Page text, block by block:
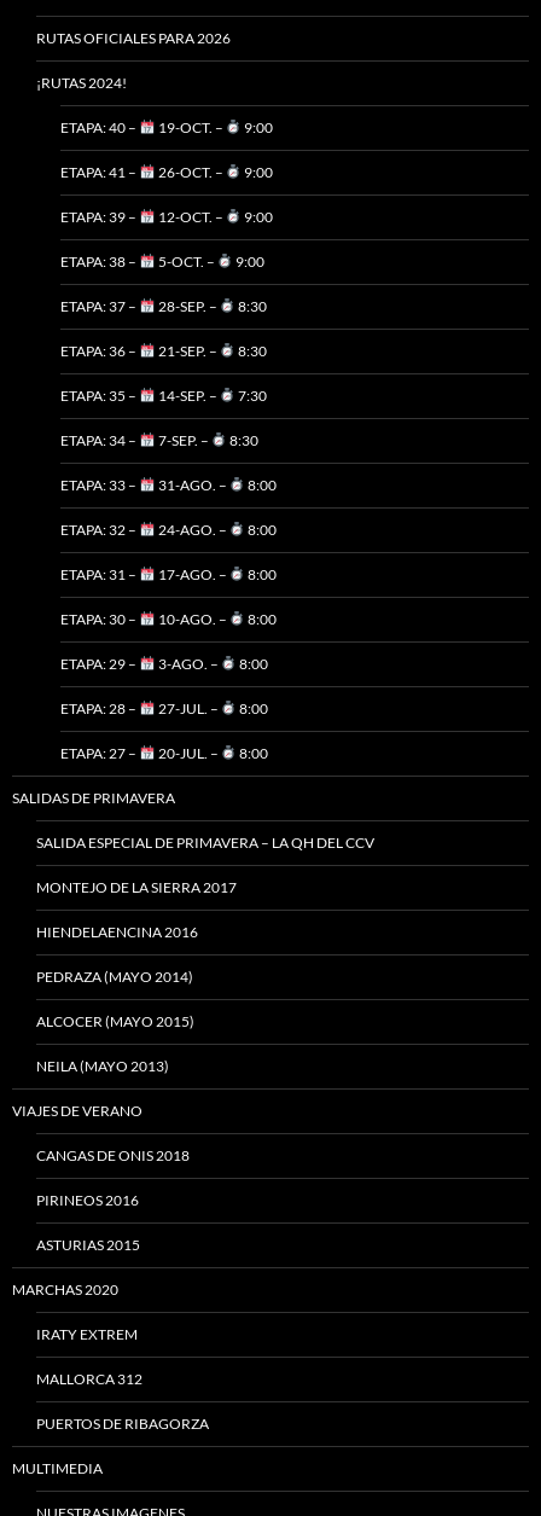
RUTAS OFICIALES PARA 2026
¡RUTAS 2024!
ETAPA: 40 – 19-OCT. – 9:00
ETAPA: 41 – 26-OCT. – 9:00
ETAPA: 39 – 12-OCT. – 9:00
ETAPA: 38 – 5-OCT. – 9:00
ETAPA: 37 – 28-SEP. – 8:30
ETAPA: 36 – 21-SEP. – 8:30
ETAPA: 35 – 14-SEP. – 7:30
ETAPA: 34 – 7-SEP. – 8:30
ETAPA: 33 – 31-AGO. – 8:00
ETAPA: 32 – 24-AGO. – 8:00
ETAPA: 31 – 17-AGO. – 8:00
ETAPA: 30 – 10-AGO. – 8:00
ETAPA: 29 – 3-AGO. – 8:00
ETAPA: 28 – 27-JUL. – 8:00
ETAPA: 27 – 20-JUL. – 8:00
SALIDAS DE PRIMAVERA
SALIDA ESPECIAL DE PRIMAVERA – LA QH DEL CCV
MONTEJO DE LA SIERRA 2017
HIENDELAENCINA 2016
PEDRAZA (MAYO 2014)
ALCOCER (MAYO 2015)
NEILA (MAYO 2013)
VIAJES DE VERANO
CANGAS DE ONIS 2018
PIRINEOS 2016
ASTURIAS 2015
MARCHAS 2020
IRATY EXTREM
MALLORCA 312
PUERTOS DE RIBAGORZA
MULTIMEDIA